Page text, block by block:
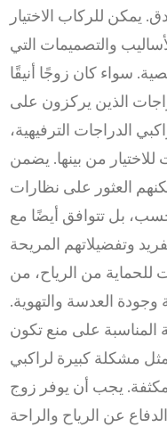
يمكن للركاب الاختيار
والتصميمات التي
سواء كان زوجًا أنيقًا
الذين يركزون على
الدراجات الترفيهية،
من بينها. يضمن
العثور على نظارات
بل تتوافق أيضًا مع
للحماية من الرياح، من
العدسة والتهوية.
المناسبة على منع تكون
مشكلة كبيرة لراكبي
يجب أن يوفر زوج
عن الرياح والراحة